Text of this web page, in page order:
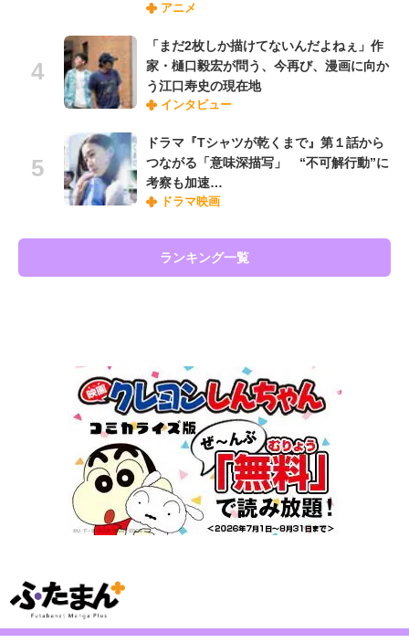
アニメ
「まだ2枚しか描けてないんだよねぇ」作
家・樋口毅宏が問う、今再び、漫画に向か
う江口寿史の現在地
インタビュー
ドラマ『Tシャツが乾くまで』第１話から
つながる「意味深描写」 “不可解行動”に
考察も加速…
ドラマ映画
ランキング一覧